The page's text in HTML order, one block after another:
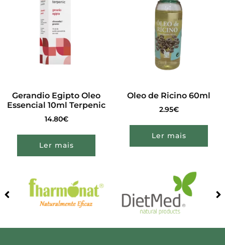
Gerandio Egipto Oleo
Essencial 10ml Terpenic
14.80€
Ler mais
Oleo de Ricino 60ml
2.95€
Ler mais